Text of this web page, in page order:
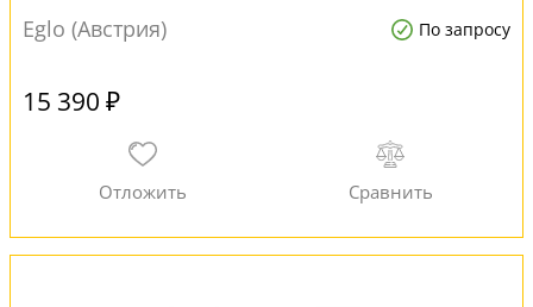
Eglo (Австрия)
По запросу
15 390 ₽